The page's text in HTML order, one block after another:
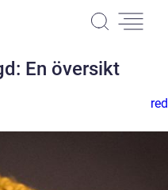
En översikt